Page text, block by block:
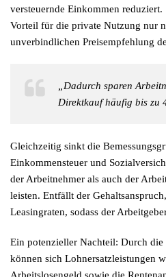
versteuernde Einkommen
Vorteil für die private Nutzung nur
unverbindlichen Preisempfehlung
„Dadurch sparen
Direktkauf häufig bis zu
Gleichzeitig sinkt die
Einkommensteuer und
der Arbeitnehmer als auch der
leisten. Entfällt der
Leasingraten, sodass der
Ein potenzieller Nachteil: Durch
können sich Lohnersatzleistungen
Arbeitslosengeld sowie die